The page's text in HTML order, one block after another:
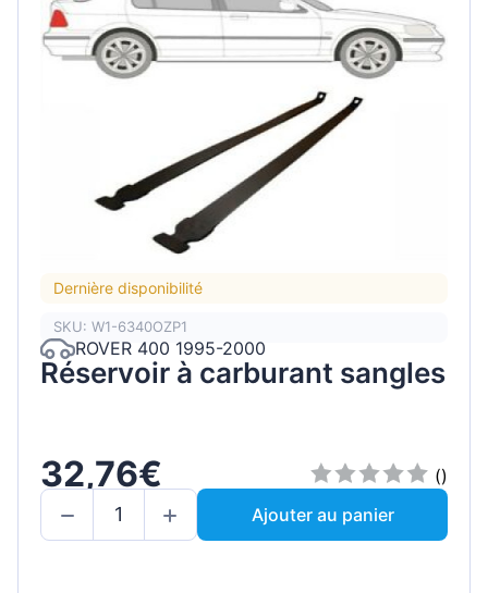
Dernière disponibilité
SKU: W1-6340OZP1
ROVER 400 1995-2000
Réservoir à carburant sangles
32,76€
()
Ajouter au panier